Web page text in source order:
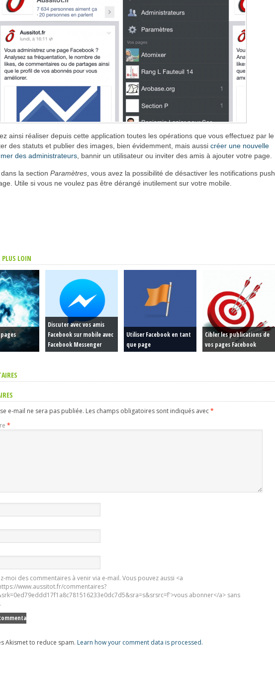
ainsi réaliser depuis cette application toutes les opérations que vous effectuez par le
des statuts et publier des images, bien évidemment, mais aussi créer une nouvelle
des administrateurs , bannir un utilisateur ou inviter des amis à ajouter votre page.
la section Paramètres , vous avez la possibilité de désactiver les notifications push
Utile si vous ne voulez pas être dérangé inutilement sur votre mobile.
PLUS LOIN
Discuter avec vos amis
Facebook sur mobile avec
Facebook Messenger
Utiliser Facebook en tant
que page
Cibler les publications de
vos pages Facebook
e-mail ne sera pas publiée. Les champs obligatoires sont indiqués avec*
*
moi des commentaires à venir via e-mail. Vous pouvez aussi <a
www.aussitot.fr/commentaires?
abonner</a> sans
Akismet to reduce spam. Learn how your comment data is processed.